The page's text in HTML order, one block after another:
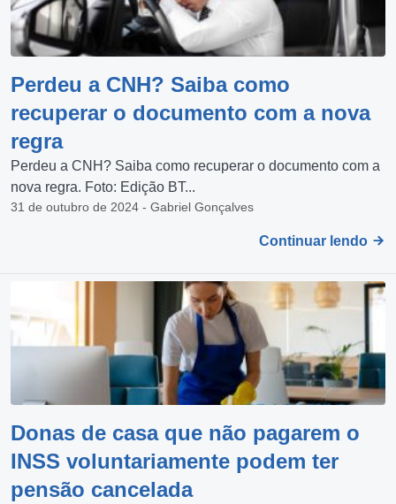
Perdeu a CNH? Saiba como
recuperar o documento com a nova
regra
Perdeu a CNH? Saiba como recuperar o documento com a
nova regra. Foto: Edição BT...
31 de outubro de 2024 - Gabriel Gonçalves
Continuar lendo
Donas de casa que não pagarem o
INSS voluntariamente podem ter
pensão cancelada